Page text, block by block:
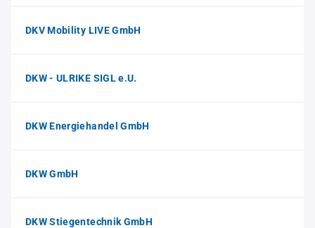
DKV Mobility LIVE GmbH
DKW - ULRIKE SIGL e.U.
DKW Energiehandel GmbH
DKW GmbH
DKW Stiegentechnik GmbH